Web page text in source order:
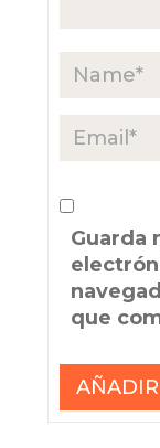
Guarda
que